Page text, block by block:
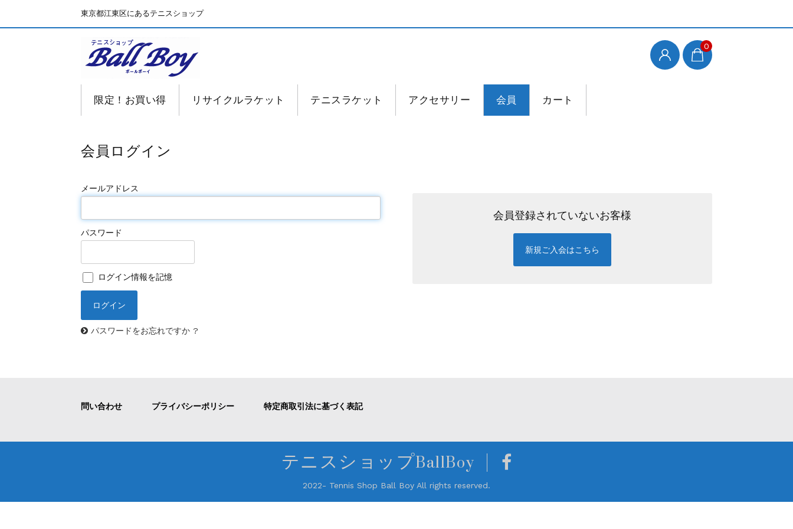
東京都江東区にあるテニスショップ
0
限定！お買い得 リサイクルラケット テニスラケット アクセサリー 会員 カート
会員ログイン
メールアドレス
パスワード
ログイン情報を記憶
パスワードをお忘れですか ?
会員登録されていないお客様
新規ご入会はこちら
問い合わせ プライバシーポリシー 特定商取引法に基づく表記
テニスショップBallBoy
2022- Tennis Shop Ball Boy All rights reserved.